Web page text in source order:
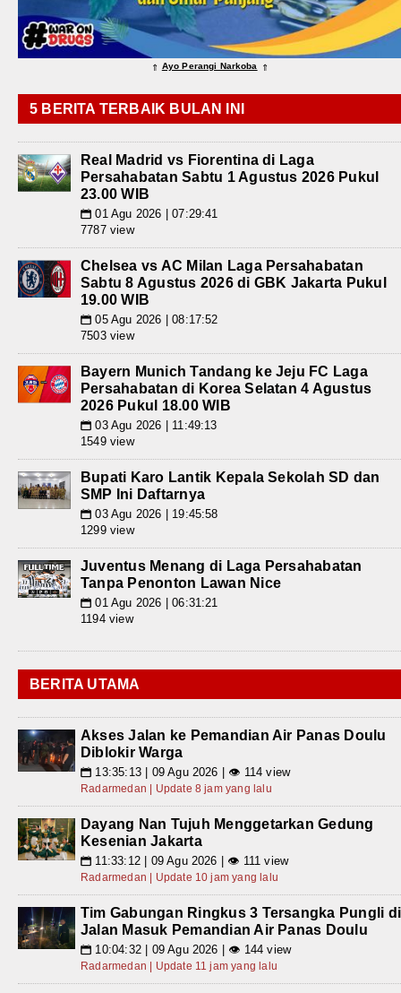
⇑ Ayo Perangi Narkoba ⇑
5 BERITA TERBAIK BULAN INI
Real Madrid vs Fiorentina di Laga
Persahabatan Sabtu 1 Agustus 2026 Pukul
23.00 WIB
📅 01 Agu 2026 | 07:29:41
7787 view
Chelsea vs AC Milan Laga Persahabatan
Sabtu 8 Agustus 2026 di GBK Jakarta Pukul
19.00 WIB
📅 05 Agu 2026 | 08:17:52
7503 view
Bayern Munich Tandang ke Jeju FC Laga
Persahabatan di Korea Selatan 4 Agustus
2026 Pukul 18.00 WIB
📅 03 Agu 2026 | 11:49:13
1549 view
Bupati Karo Lantik Kepala Sekolah SD dan
SMP Ini Daftarnya
📅 03 Agu 2026 | 19:45:58
1299 view
Juventus Menang di Laga Persahabatan
Tanpa Penonton Lawan Nice
📅 01 Agu 2026 | 06:31:21
1194 view
BERITA UTAMA
Akses Jalan ke Pemandian Air Panas Doulu
Diblokir Warga
📅 13:35:13 | 09 Agu 2026 | 👁 114 view
Radarmedan | Update 8 jam yang lalu
Dayang Nan Tujuh Menggetarkan Gedung
Kesenian Jakarta
📅 11:33:12 | 09 Agu 2026 | 👁 111 view
Radarmedan | Update 10 jam yang lalu
Tim Gabungan Ringkus 3 Tersangka Pungli di
Jalan Masuk Pemandian Air Panas Doulu
📅 10:04:32 | 09 Agu 2026 | 👁 144 view
Radarmedan | Update 11 jam yang lalu